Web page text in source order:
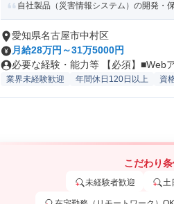
自社製品（災害情報システム）の開発・
愛知県名古屋市中村区
月給28万円～31万5000円
必要な経験・能力等 【必須】■Web
業界未経験歓迎 年間休日120日以上 資
こだわり
未経験者歓迎 土